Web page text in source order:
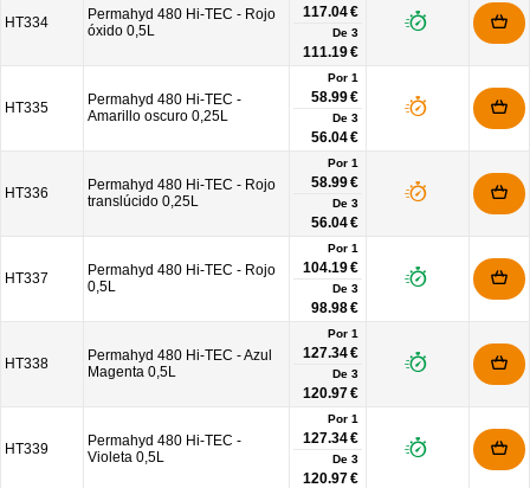
HT334
Permahyd 480 Hi-TEC - Rojo
óxido 0,5L
117.04 €
De 3
111.19 €
HT335
Permahyd 480 Hi-TEC -
Amarillo oscuro 0,25L
Por 1
58.99 €
De 3
56.04 €
HT336
Permahyd 480 Hi-TEC - Rojo
translúcido 0,25L
Por 1
58.99 €
De 3
56.04 €
HT337
Permahyd 480 Hi-TEC - Rojo
0,5L
Por 1
104.19 €
De 3
98.98 €
HT338
Permahyd 480 Hi-TEC - Azul
Magenta 0,5L
Por 1
127.34 €
De 3
120.97 €
HT339
Permahyd 480 Hi-TEC -
Violeta 0,5L
Por 1
127.34 €
De 3
120.97 €